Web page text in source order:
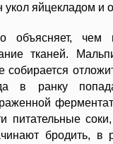
укол яйцекладом и
объясняет, чем
тканей.
собирается
в ранку
питательные
бродить, в